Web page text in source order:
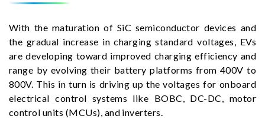
With the maturation of SiC semiconductor devices and
the gradual increase in charging standard voltages, EVs
are developing toward improved charging efficiency and
range by evolving their battery platforms from 400V to
800V. This in turn is driving up the voltages for onboard
electrical control systems like BOBC, DC-DC, motor
control units (MCUs), and inverters.